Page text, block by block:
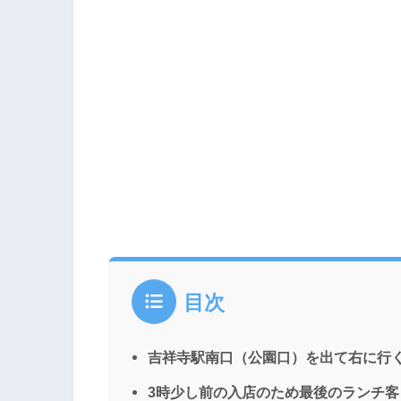
目次
吉祥寺駅南口（公園口）を出て右に行
3時少し前の入店のため最後のランチ客